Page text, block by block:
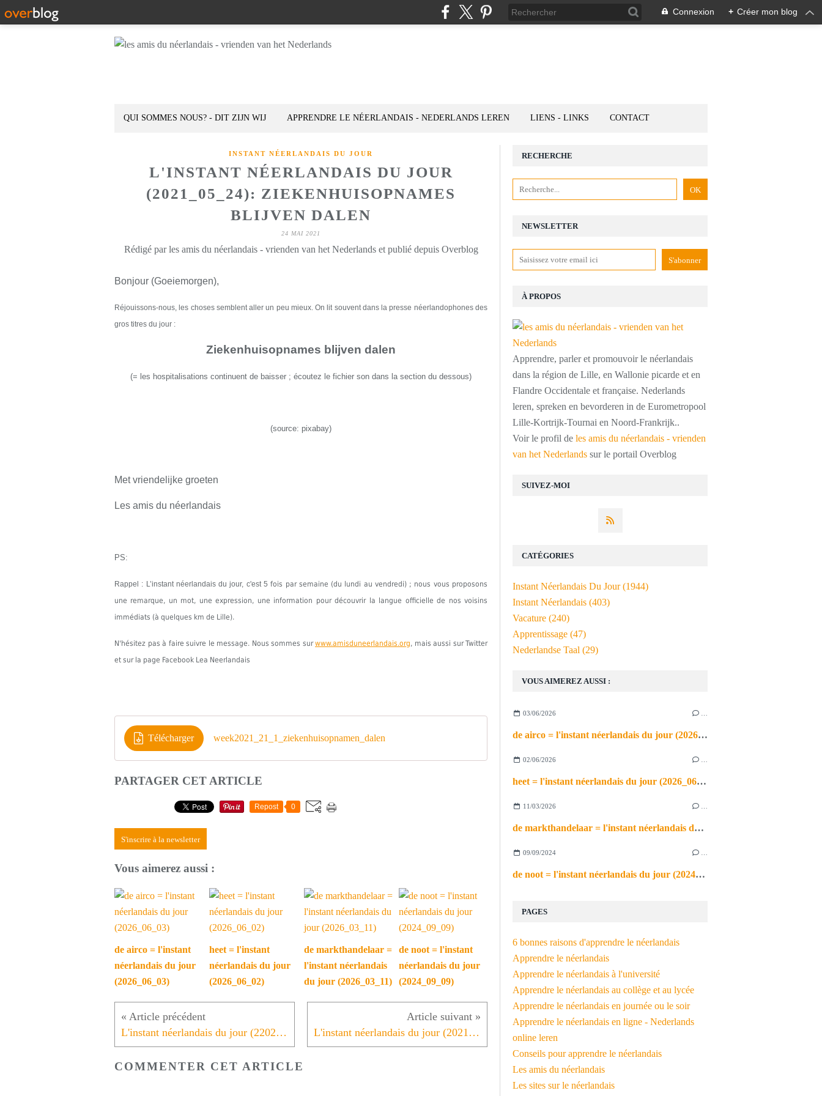
Connexion + Créer mon blog
QUI SOMMES NOUS? - DIT ZIJN WIJ APPRENDRE LE NÉERLANDAIS - NEDERLANDS LEREN LIENS - LINKS CONTACT
INSTANT NÉERLANDAIS DU JOUR
L'INSTANT NÉERLANDAIS DU JOUR
(2021_05_24): ZIEKENHUISOPNAMES
BLIJVEN DALEN
24 MAI 2021
Rédigé par les amis du néerlandais - vrienden van het Nederlands et publié depuis Overblog
Bonjour (Goeiemorgen),
Réjouissons-nous, les choses semblent aller un peu mieux. On lit souvent dans la presse néerlandophones des
gros titres du jour :
Ziekenhuisopnames blijven dalen
(= es hospitalisations continuent de baisser ; écoutez le fichier son dans la section du dessous)
(source: pixabay)
Met vriendelijke groeten
Les amis du néerlandais
PS:
Rappel : L’instant néerlandais du jour, c'est 5 fois par semaine (du lundi au vendredi) ; nous vous proposons
une remarque, un mot, une expression, une information pour découvrir la langue officielle de nos voisins
immédiats (à quelques km de Lille).
N'hésitez pas à faire suivre le message. Nous sommes surwww.amisduneerlandais.org, mais aussi sur Twitter
et sur la page Facebook Lea Neerlandais
Télécharger week2021_21_1_ziekenhuisopnamen_dalen
PARTAGER CET ARTICLE
Repost 0
S'inscrire à la newsletter
Vous aimerez aussi :
de airco = l'instant
néerlandais du jour
(2026_06_03)
heet = l'instant
néerlandais du jour
(2026_06_02)
de markthandelaar =
l'instant néerlandais
du jour (2026_03_11)
de noot = l'instant
néerlandais du jour
(2024_09_09)
L'instant néerlandais du jour (22021_05_21): naakt tuinieren L'instant néerlandais du jour (2021_05_25): We kussen elkaar niet meer
COMMENTER CET ARTICLE
NEWSLETTER
SUIVEZ-MOI
RECHERCHE
À PROPOS
Apprendre, parler et promouvoir le néerlandais
dans la région de Lille, en Wallonie picarde et en
Flandre Occidentale et française. Nederlands
leren, spreken en bevorderen in de Eurometropool
Lille-Kortrijk-Tournai en Noord-Frankrijk..
Voir le profil de les amis du néerlandais - vrienden
van het Nederlands sur le portail Overblog
VOUS AIMEREZ AUSSI :
03/06/2026
de airco = l'instant néerlandais du jour (2026_06_03)
02/06/2026
heet = l'instant néerlandais du jour (2026_06_02)
11/03/2026
de markthandelaar = l'instant néerlandais du jour (2026_03_11)
09/09/2024
de noot = l'instant néerlandais du jour (2024_09_09)
PAGES
6 bonnes raisons d'apprendre le néerlandais
Apprendre le néerlandais
Apprendre le néerlandais à l'université
Apprendre le néerlandais au collège et au lycée
Apprendre le néerlandais en journée ou le soir
Apprendre le néerlandais en ligne - Nederlands
online leren
Conseils pour apprendre le néerlandais
Les amis du néerlandais
Les sites sur le néerlandais
CATÉGORIES
Instant Néerlandais Du Jour(1944)
Instant Néerlandais (403)
Vacature (240)
Apprentissage (47)
Nederlandse Taal (29)